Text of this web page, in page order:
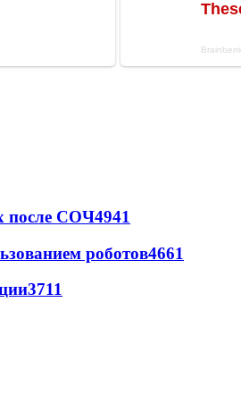
после СОЧ4941
роботов4661
3711